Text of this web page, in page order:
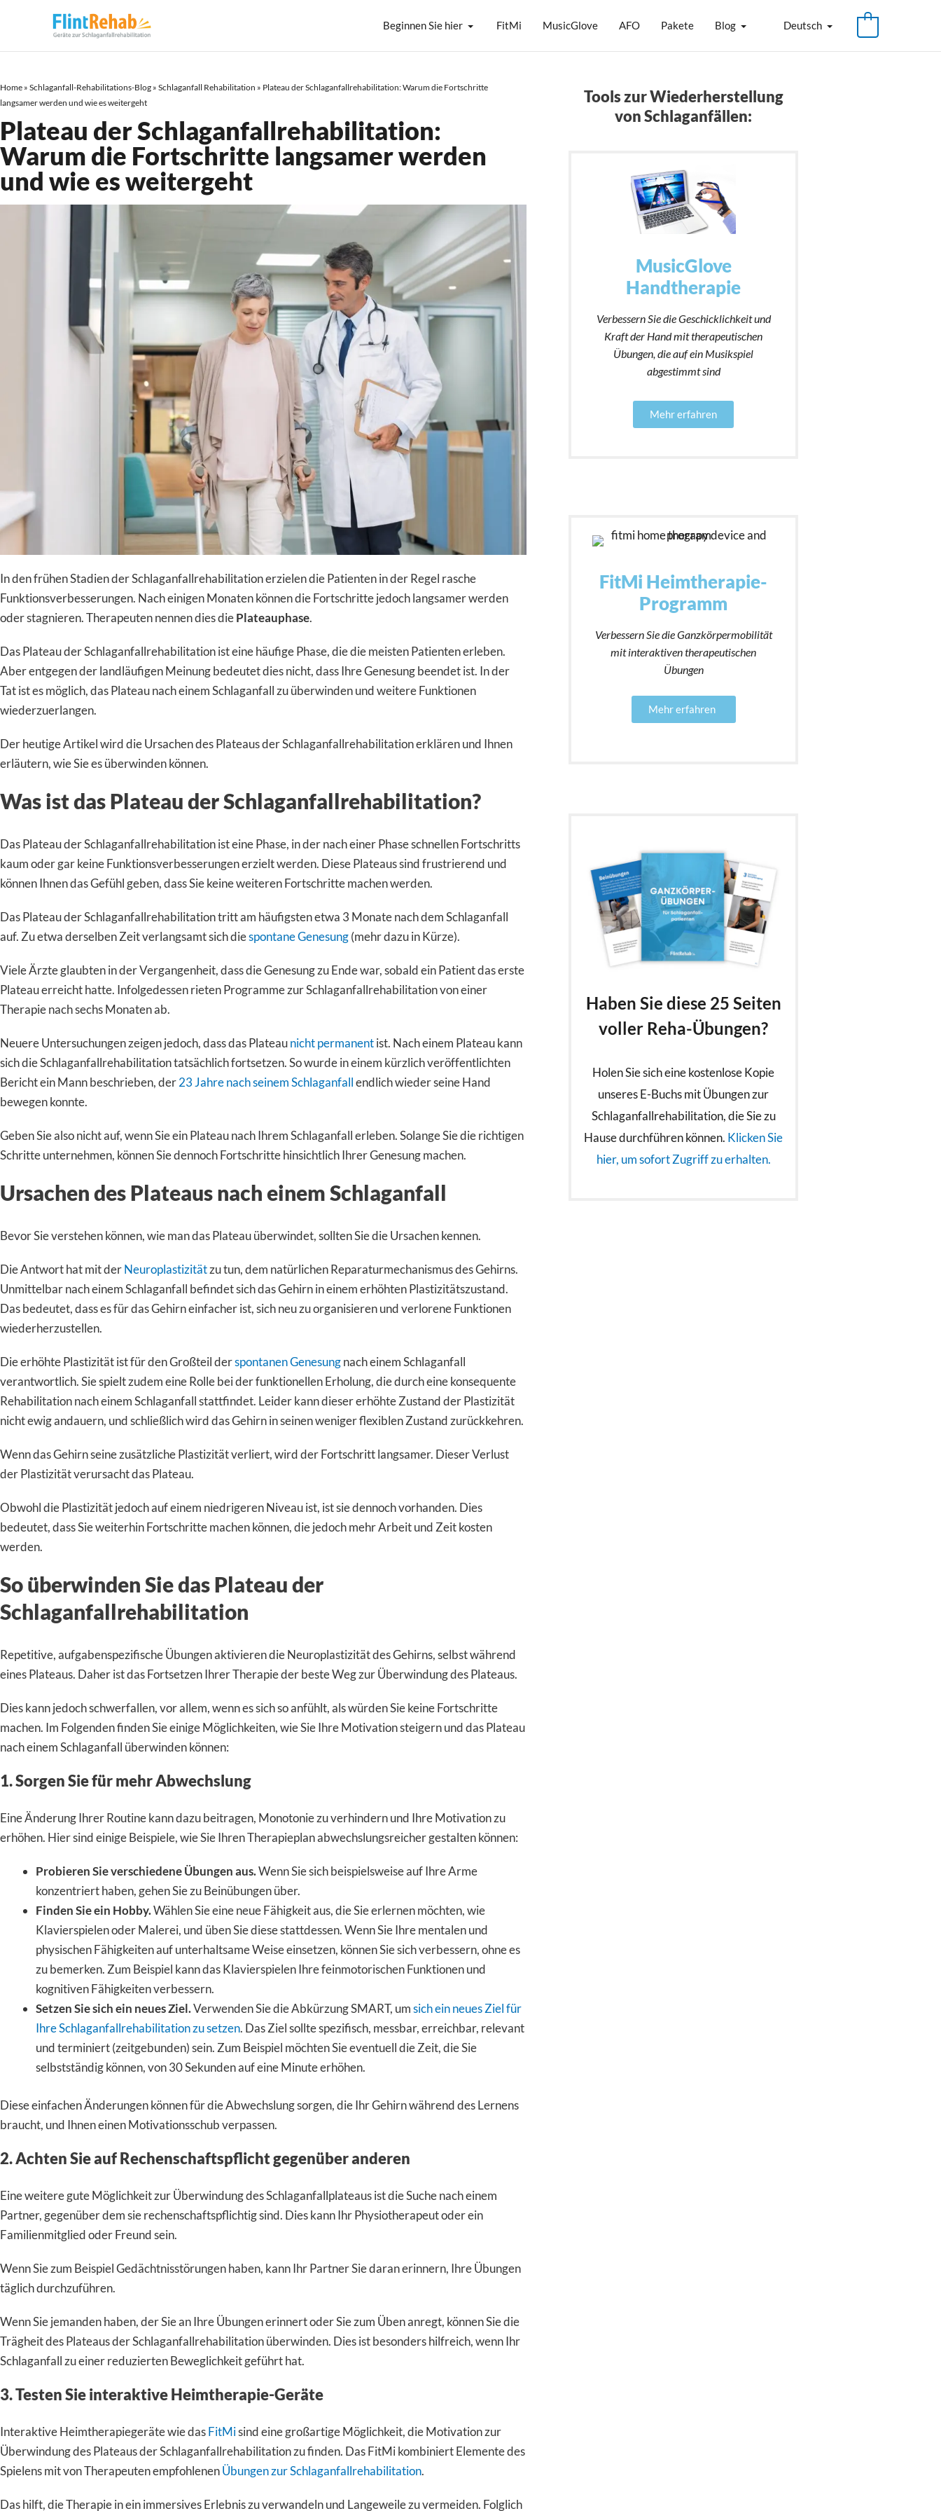
Beginnen Sie hier FitMi MusicGlove AFO Pakete Blog Deutsch
Home » Schlaganfall-Rehabilitations-Blog » Schlaganfall Rehabilitation » Plateau der Schlaganfallrehabilitation: Warum die Fortschritte
langsamer werden und wie es weitergeht
Plateau der Schlaganfallrehabilitation:
Warum die Fortschritte langsamer werden
und wie es weitergeht
In den frühen Stadien der Schlaganfallrehabilitation erzielen die Patienten in der Regel rasche
Funktionsverbesserungen. Nach einigen Monaten können die Fortschritte jedoch langsamer werden
oder stagnieren. Therapeuten nennen dies diePlateauphase.
Das Plateau der Schlaganfallrehabilitation ist eine häufige Phase, die die meisten Patienten erleben.
Aber entgegen der landläufigen Meinung bedeutet dies nicht, dass Ihre Genesung beendet ist. In der
Tat ist es möglich, das Plateau nach einem Schlaganfall zu überwinden und weitere Funktionen
wiederzuerlangen.
Der heutige Artikel wird die Ursachen des Plateaus der Schlaganfallrehabilitation erklären und Ihnen
erläutern, wie Sie es überwinden können.
Was ist das Plateau der Schlaganfallrehabilitation?
Das Plateau der Schlaganfallrehabilitation ist eine Phase, in der nach einer Phase schnellen Fortschritts
kaum oder gar keine Funktionsverbesserungen erzielt werden. Diese Plateaus sind frustrierend und
können Ihnen das Gefühl geben, dass Sie keine weiteren Fortschritte machen werden.
Das Plateau der Schlaganfallrehabilitation tritt am häufigsten etwa 3 Monate nach dem Schlaganfall
auf. Zu etwa derselben Zeit verlangsamt sich diespontane Genesung(mehr dazu in Kürze).
Viele Ärzte glaubten in der Vergangenheit, dass die Genesung zu Ende war, sobald ein Patient das erste
Plateau erreicht hatte. Infolgedessen rieten Programme zur Schlaganfallrehabilitation von einer
Therapie nach sechs Monaten ab.
Neuere Untersuchungen zeigen jedoch, dass das Plateaunicht permanentist. Nach einem Plateau kann
sich die Schlaganfallrehabilitation tatsächlich fortsetzen. So wurde in einem kürzlich veröffentlichten
Bericht ein Mann beschrieben, der23 Jahre nach seinem Schlaganfallendlich wieder seine Hand
bewegen konnte.
Geben Sie also nicht auf, wenn Sie ein Plateau nach Ihrem Schlaganfall erleben. Solange Sie die richtigen
Schritte unternehmen, können Sie dennoch Fortschritte hinsichtlich Ihrer Genesung machen.
Ursachen des Plateaus nach einem Schlaganfall
Bevor Sie verstehen können, wie man das Plateau überwindet, sollten Sie die Ursachen kennen.
Die Antwort hat mit derNeuroplastizitätzu tun, dem natürlichen Reparaturmechanismus des Gehirns.
Unmittelbar nach einem Schlaganfall befindet sich das Gehirn in einem erhöhten Plastizitätszustand.
Das bedeutet, dass es für das Gehirn einfacher ist, sich neu zu organisieren und verlorene Funktionen
wiederherzustellen.
Die erhöhte Plastizität ist für den Großteil derspontanen Genesungnach einem Schlaganfall
verantwortlich. Sie spielt zudem eine Rolle bei der funktionellen Erholung, die durch eine konsequente
Rehabilitation nach einem Schlaganfall stattfindet. Leider kann dieser erhöhte Zustand der Plastizität
nicht ewig andauern, und schließlich wird das Gehirn in seinen weniger flexiblen Zustand zurückkehren.
Wenn das Gehirn seine zusätzliche Plastizität verliert, wird der Fortschritt langsamer. Dieser Verlust
der Plastizität verursacht das Plateau.
Obwohl die Plastizität jedoch auf einem niedrigeren Niveau ist, ist sie dennoch vorhanden. Dies
bedeutet, dass Sie weiterhin Fortschritte machen können, die jedoch mehr Arbeit und Zeit kosten
werden.
So überwinden Sie das Plateau der
Schlaganfallrehabilitation
Repetitive, aufgabenspezifische Übungen aktivieren die Neuroplastizität des Gehirns, selbst während
eines Plateaus. Daher ist das Fortsetzen Ihrer Therapie der beste Weg zur Überwindung des Plateaus.
Dies kann jedoch schwerfallen, vor allem, wenn es sich so anfühlt, als würden Sie keine Fortschritte
machen. Im Folgenden finden Sie einige Möglichkeiten, wie Sie Ihre Motivation steigern und das Plateau
nach einem Schlaganfall überwinden können:
1. Sorgen Sie für mehr Abwechslung
Eine Änderung Ihrer Routine kann dazu beitragen, Monotonie zu verhindern und Ihre Motivation zu
erhöhen. Hier sind einige Beispiele, wie Sie Ihren Therapieplan abwechslungsreicher gestalten können:
Probieren Sie verschiedene Übungen aus.Wenn Sie sich beispielsweise auf Ihre Arme
konzentriert haben, gehen Sie zu Beinübungen über.
Finden Sie ein Hobby.Wählen Sie eine neue Fähigkeit aus, die Sie erlernen möchten, wie
Klavierspielen oder Malerei, und üben Sie diese stattdessen. Wenn Sie Ihre mentalen und
physischen Fähigkeiten auf unterhaltsame Weise einsetzen, können Sie sich verbessern, ohne es
zu bemerken. Zum Beispiel kann das Klavierspielen Ihre feinmotorischen Funktionen und
kognitiven Fähigkeiten verbessern.
Setzen Sie sich ein neues Ziel.Verwenden Sie die Abkürzung SMART, umsich ein neues Ziel für
Ihre Schlaganfallrehabilitation zu setzen. Das Ziel sollte spezifisch, messbar, erreichbar, relevant
und terminiert (zeitgebunden) sein. Zum Beispiel möchten Sie eventuell die Zeit, die Sie
selbstständig können, von 30 Sekunden auf eine Minute erhöhen.
Diese einfachen Änderungen können für die Abwechslung sorgen, die Ihr Gehirn während des Lernens
braucht, und Ihnen einen Motivationsschub verpassen.
2. Achten Sie auf Rechenschaftspflicht gegenüber anderen
Eine weitere gute Möglichkeit zur Überwindung des Schlaganfallplateaus ist die Suche nach einem
Partner, gegenüber dem sie rechenschaftspflichtig sind. Dies kann Ihr Physiotherapeut oder ein
Familienmitglied oder Freund sein.
Wenn Sie zum Beispiel Gedächtnisstörungen haben, kann Ihr Partner Sie daran erinnern, Ihre Übungen
täglich durchzuführen.
Wenn Sie jemanden haben, der Sie an Ihre Übungen erinnert oder Sie zum Üben anregt, können Sie die
Trägheit des Plateaus der Schlaganfallrehabilitation überwinden. Dies ist besonders hilfreich, wenn Ihr
Schlaganfall zu einer reduzierten Beweglichkeit geführt hat.
3. Testen Sie interaktive Heimtherapie-Geräte
Interaktive Heimtherapiegeräte wie dasFitMisind eine großartige Möglichkeit, die Motivation zur
Überwindung des Plateaus der Schlaganfallrehabilitation zu finden. Das FitMi kombiniert Elemente des
Spielens mit von Therapeuten empfohlenenÜbungen zur Schlaganfallrehabilitation.
Das hilft, die Therapie in ein immersives Erlebnis zu verwandeln und Langeweile zu vermeiden. Folglich
Tools zur Wiederherstellung
von Schlaganfällen:
MusicGlove
Handtherapie
Verbessern Sie die Geschicklichkeit und
Kraft der Hand mit therapeutischen
Übungen, die auf ein Musikspiel
abgestimmt sind
Mehr erfahren
FitMi Heimtherapie-
Programm
Verbessern Sie die Ganzkörpermobilität
mit interaktiven therapeutischen
Übungen
Mehr erfahren
Haben Sie diese 25 Seiten
voller Reha-Übungen?
Holen Sie sich eine kostenlose Kopie
unseres E-Buchs mit Übungen zur
Schlaganfallrehabilitation, die Sie zu
Hause durchführen können. Klicken Sie
hier, um sofort Zugriff zu erhalten.